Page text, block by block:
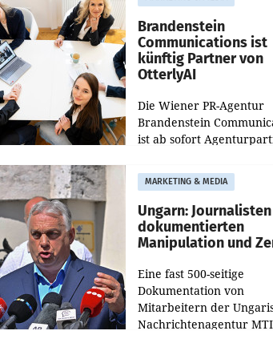
gegenüber Juli 2025
verdoppelte (+102
Brandenstein
Communications ist
künftig Partner von
OtterlyAI
Die Wiener PR-Agentur
Brandenstein
ist ab sofort
Optimierungsplattform
OtterlyAI. Damit baut die
Agentur ihr
MARKETING & MEDIA
Ungarn: Journalisten
dokumentierten
Manipulation und
Eine fast 500-seitige
Dokumentation von
Mitarbeitern der
Nachrichtenagentur